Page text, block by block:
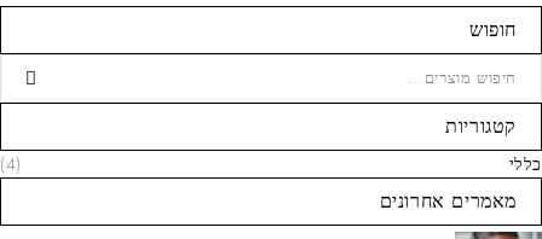
חופוש
קטגוריות
כללי (4)
מאמרים אחרונים